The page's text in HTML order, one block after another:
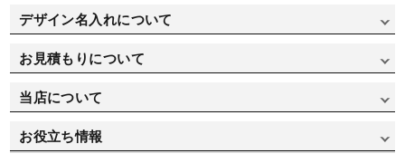
ミスタークイックテント（オールアルミ骨フレーム）
寄贈/記念品用で選ぶ
運動会/卒業式用で選ぶ
部活/クラブ活動用で選ぶ
自治体/地方公共団体用で選ぶ
テントの選び方
デザイン名入れについて
オリジナルテント製作実績
デザインデータ入稿方法
デザインデータ作成方法
お見積もりについて
テント自動お見積り
送料について
当店について
会社概要
特定商取引について
お役立ち情報